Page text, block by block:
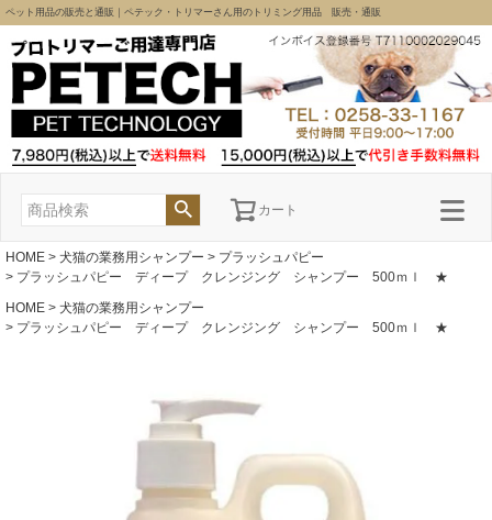
ペット用品の販売と通販｜ペテック・トリマーさん用のトリミング用品 販売・通販
カート
HOME 犬猫の業務用シャンプー
プラッシュパピー
プラッシュパピー ディープ クレンジング シャンプー 500ｍｌ ★
HOME
犬猫の業務用シャンプー
プラッシュパピー ディープ クレンジング シャンプー 500ｍｌ ★